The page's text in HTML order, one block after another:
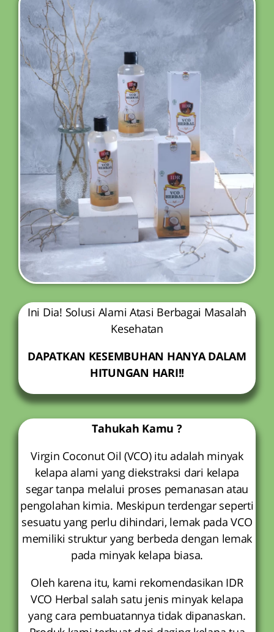
Ini Dia! Solusi Alami Atasi Berbagai Masalah
Kesehatan
DAPATKAN KESEMBUHAN HANYA DALAM
HITUNGAN HARI!!
Tahukah Kamu ?
Virgin Coconut Oil (VCO) itu adalah minyak
kelapa alami yang diekstraksi dari kelapa
segar tanpa melalui proses pemanasan atau
pengolahan kimia. Meskipun terdengar seperti
sesuatu yang perlu dihindari, lemak pada VCO
memiliki struktur yang berbeda dengan lemak
pada minyak kelapa biasa.
Oleh karena itu, kami rekomendasikan IDR
VCO Herbal salah satu jenis minyak kelapa
yang cara pembuatannya tidak dipanaskan.